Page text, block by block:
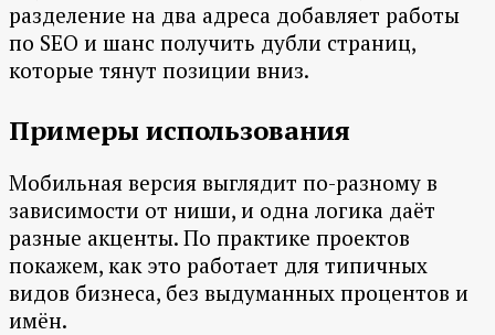
разделение на два адреса добавляет работы
по SEO и шанс получить дубли страниц,
которые тянут позиции вниз.
Примеры использования
Мобильная версия выглядит по-разному в
зависимости от ниши, и одна логика даёт
разные акценты. По практике проектов
покажем, как это работает для типичных
видов бизнеса, без выдуманных процентов и
имён.